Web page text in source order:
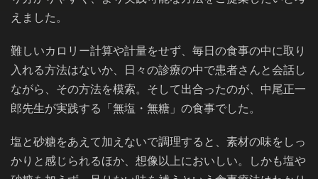
えました。
難しいカロリー計算や計量をせず、毎日の食事の中に取り
入れる方法はないか、日々の診療の中で患者さんと会話し
ながら、その方法を模索。そして出合ったのが、中尾正一
郎先生が実践する「無塩・無糖」の食事でした。
塩と砂糖をあえて加えないで調理すると、素材の味をしっ
かりと感じられるほか、想像以上においしい。しかも塩や